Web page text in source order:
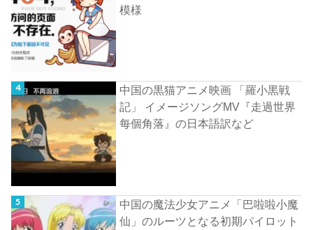
模様
中国の黒猫アニメ映画 「羅小黒戦
記」 イメージソングMV『走過世界
每個角落』の日本語訳など
中国の魔法少女アニメ「巴啦啦小魔
仙」のルーツとなる初期パイロット